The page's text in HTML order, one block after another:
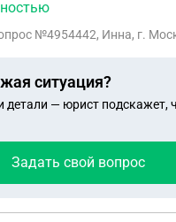
я не закрываю
мне снова согласовывать.
закрою больничный до
отменит отпуск и
в утвержденном
а деньги
№4954442, Инна, г.
ситуация?
детали — юрист подскажет,
Задать свой вопрос